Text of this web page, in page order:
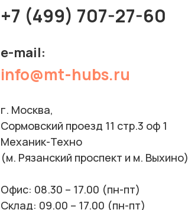
+7 (499) 707-27-60
e-mail:
info@mt-hubs.ru
г. Москва,
Сормовский проезд 11 стр.3 оф 1
Механик-Техно
(м. Рязанский проспект и м. Выхино)
Офис: 08.30 – 17.00 (пн-пт)
Склад: 09.00 – 17.00 (пн-пт)